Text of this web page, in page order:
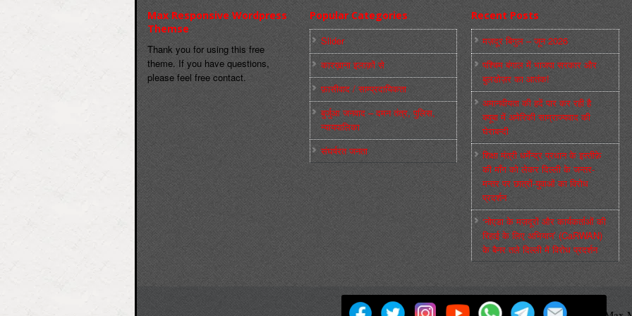
Max Responsive Wordpress
Themse
Thank you for using this free
theme. If you have questions,
please feel free contact.
Popular Categories
Slider
कारख़ाना इलाक़ों से
फ़ासीवाद / साम्‍प्रदायिकता
बुर्जुआ जनवाद – दमन तंत्र, पुलिस,
न्‍यायपालिका
संघर्षरत जनता
Recent Posts
मज़दूर बिगुल – जून 2026
पश्चिम बंगाल में भाजपा सरकार और
बुलडोज़र का आतंक!
अमानवीयता की हदें पार कर रही है
क्यूबा में अमेरिकी साम्राज्यवाद की
घेराबन्दी
शिक्षा मंत्री धर्मेन्द्र प्रधान के इस्तीफ़े
की माँग को लेकर दिल्ली के जन्तर-
मन्तर पर छात्रों-युवाओं का विरोध
प्रदर्शन
‘नोएडा के मज़दूरों और कार्यकर्ताओं की
रिहाई के लिए अभियान’ (CaRWAN)
के बैनर तले दिल्ली में विरोध प्रदर्शन
मज़दूर बिगुल Powered by
WordPress